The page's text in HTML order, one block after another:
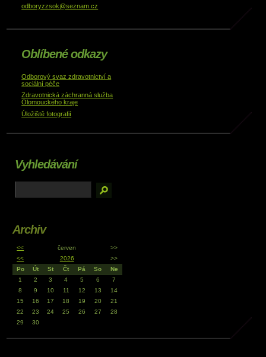
odboryzzsok@seznam.cz
Oblíbené odkazy
Odborový svaz zdravotnictví a
sociální péče
Zdravotnická záchranná služba
Olomouckého kraje
Úložiště fotografií
Vyhledávání
Archiv
<< červen
>>
<<
2026
>>
Po
Út St Čt Pá So
Ne
1
2 3 4 5 6
7
8
9 10 11 12 13
14
15
16 17 18 19 20
21
22
23 24 25 26 27
28
29
30